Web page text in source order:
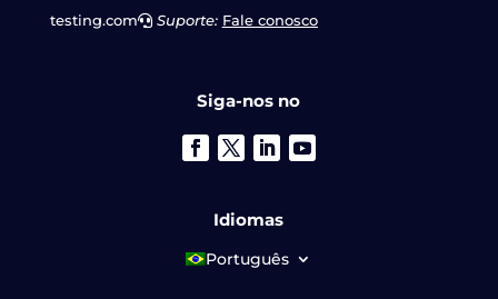
testing.com
Suporte: Fale conosco
Siga-nos no
Idiomas
Português